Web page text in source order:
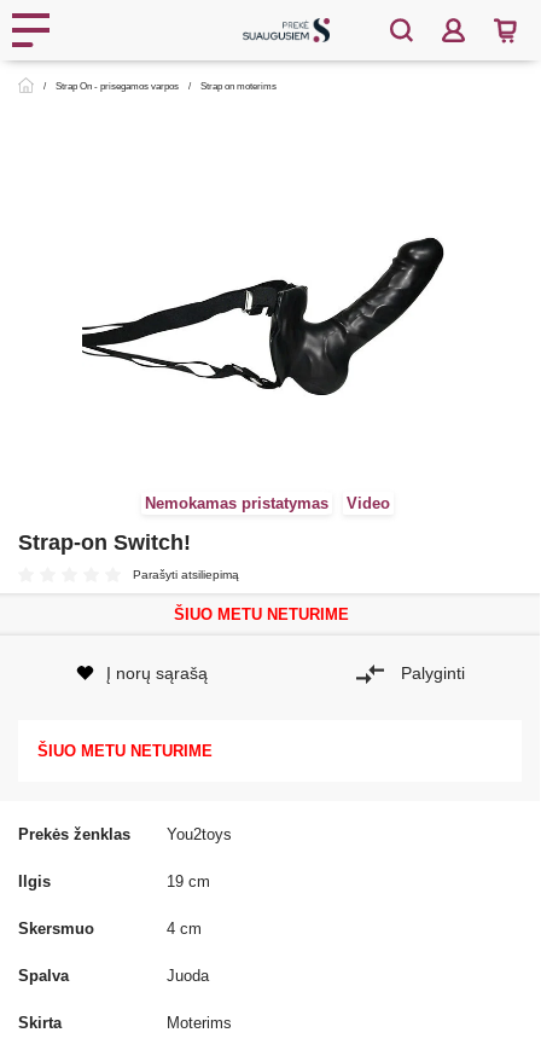
Strap On - prisegamos varpos Strap on moterims
Nemokamas pristatymas Video
Strap-on Switch!
Parašyti atsiliepimą
Prekės ženklas You2toys
Ilgis 19 cm
Skersmuo 4 cm
Spalva Juoda
Skirta Moterims
ŠIUO METU NETURIME
Į norų sąrašą Palyginti
ŠIUO METU NETURIME